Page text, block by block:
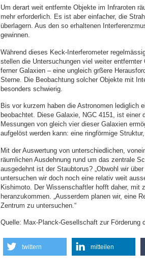
Um derart weit entfernte Objekte im Infraroten
mehr erforderlich. Es ist aber einfacher, die
überlagern. Aus den so erhaltenen
gewinnen.
Während dieses Keck-Interferometer
stellen die Untersuchungen viel weiter
ferner Galaxien – eine ungleich grßere
Sterne. Die Beobachtung solcher Objekte mit
besonders schwierig.
Bis vor kurzem haben die Astronomen lediglich
beobachtet. Diese Galaxie, NGC 4151, ist einer
Messungen von gleich vier dieser Galaxien
aufgelöst werden kann: eine ringförmige
Mit der Auswertung von unterschiedlichen,
räumlichen Ausdehnung rund um das zentrale
ausgedehnt ist der Staubtorus? „Obwohl wir
untersuchen wir doch noch eine relativ weit
Kishimoto. Der Wissenschaftler hofft daher, mit
heranzukommen. „Ausserdem planen wir, eine
Zentrum zu untersuchen.“
Quelle: Max-Planck-Gesellschaft zur Förderung
twittern mitteilen